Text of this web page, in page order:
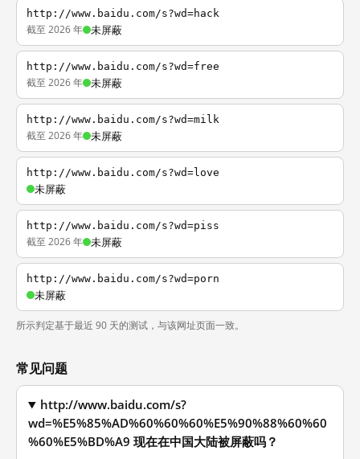
http://www.baidu.com/s?wd=hack
截至 2026 年 未屏蔽
http://www.baidu.com/s?wd=free
截至 2026 年 未屏蔽
http://www.baidu.com/s?wd=milk
截至 2026 年 未屏蔽
http://www.baidu.com/s?wd=love
未屏蔽
http://www.baidu.com/s?wd=piss
截至 2026 年 未屏蔽
http://www.baidu.com/s?wd=porn
未屏蔽
所示判定基于最近 90 天的测试，与该网址页面一致。
常见问题
http://www.baidu.com/s?
wd=%E5%85%AD%60%60%60%E5%90%88%60%60
%60%E5%BD%A9 现在在中国大陆被屏蔽吗？